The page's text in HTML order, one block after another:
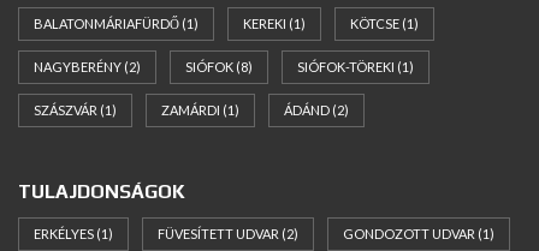
BALATONMÁRIAFÜRDŐ (1) KEREKI (1) KÖTCSE (1)
NAGYBERÉNY (2) SIÓFOK (8) SIÓFOK-TÖREKI (1)
SZÁSZVÁR (1) ZAMÁRDI (1) ÁDÁND (2)
TULAJDONSÁGOK
ERKÉLYES (1) FÜVESÍTETT UDVAR (2) GONDOZOTT UDVAR (1)